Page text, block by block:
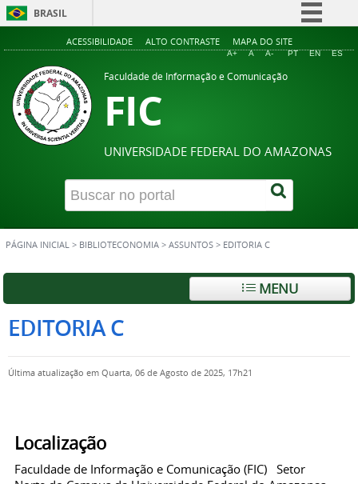
BRASIL
Simplifique!
ACESSIBILIDADE ALTO CONTRASTE MAPA DO SITE
A+ A A- PT EN ES
Faculdade de Informação e Comunicação
FIC
UNIVERSIDADE FEDERAL DO AMAZONAS
PÁGINA INICIAL > BIBLIOTECONOMIA > ASSUNTOS > EDITORIA C
MENU
EDITORIA C
Última atualização em Quarta, 06 de Agosto de 2025, 17h21
Localização
Faculdade de Informação e Comunicação (FIC) Setor